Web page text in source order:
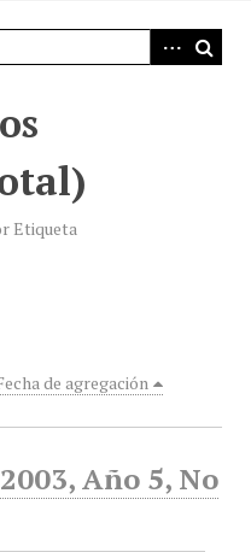
Etiqueta
de agregación
Año 5, No